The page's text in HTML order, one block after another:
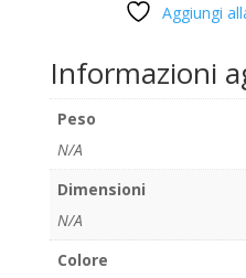
Aggiungi
Informazioni
Peso
N/A
Dimensioni
N/A
Colore